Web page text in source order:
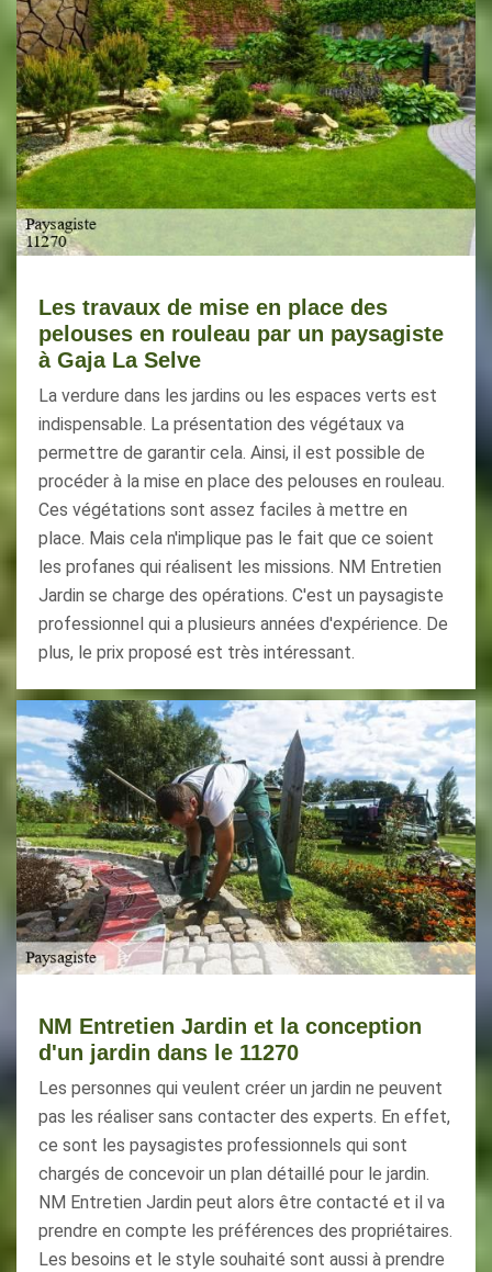
Les travaux de mise en place des
pelouses en rouleau par un paysagiste
à Gaja La Selve
La verdure dans les jardins ou les espaces verts est
indispensable. La présentation des végétaux va
permettre de garantir cela. Ainsi, il est possible de
procéder à la mise en place des pelouses en rouleau.
Ces végétations sont assez faciles à mettre en
place. Mais cela n'implique pas le fait que ce soient
les profanes qui réalisent les missions. NM Entretien
Jardin se charge des opérations. C'est un paysagiste
professionnel qui a plusieurs années d'expérience. De
plus, le prix proposé est très intéressant.
NM Entretien Jardin et la conception
d'un jardin dans le 11270
Les personnes qui veulent créer un jardin ne peuvent
pas les réaliser sans contacter des experts. En effet,
ce sont les paysagistes professionnels qui sont
chargés de concevoir un plan détaillé pour le jardin.
NM Entretien Jardin peut alors être contacté et il va
prendre en compte les préférences des propriétaires.
Les besoins et le style souhaité sont aussi à prendre